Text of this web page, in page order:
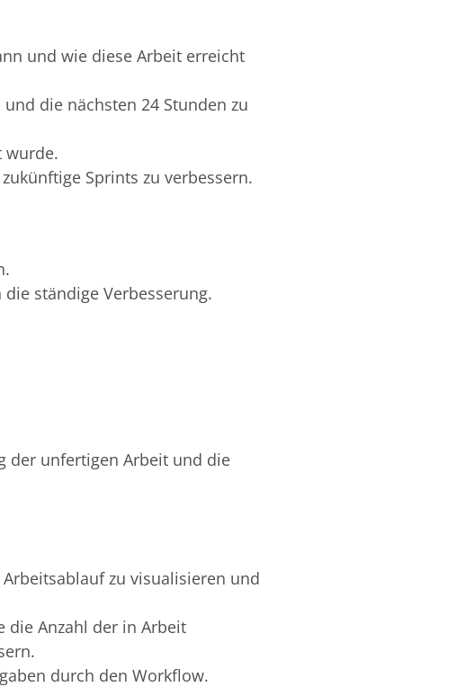
und wie diese Arbeit erreicht
die nächsten 24 Stunden zu
wurde.
Sprints zu verbessern.
ständige Verbesserung.
der unfertigen Arbeit und die
zu visualisieren und
die Anzahl der in Arbeit
durch den Workflow.